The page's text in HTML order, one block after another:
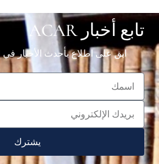
تابع أخبار ACAR
ابق على اطلاع بأحدث الأخبار في Rutherford Classical.
يشترك